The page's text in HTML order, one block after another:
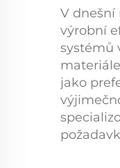
V dnešní
výrobní
systémů
jako